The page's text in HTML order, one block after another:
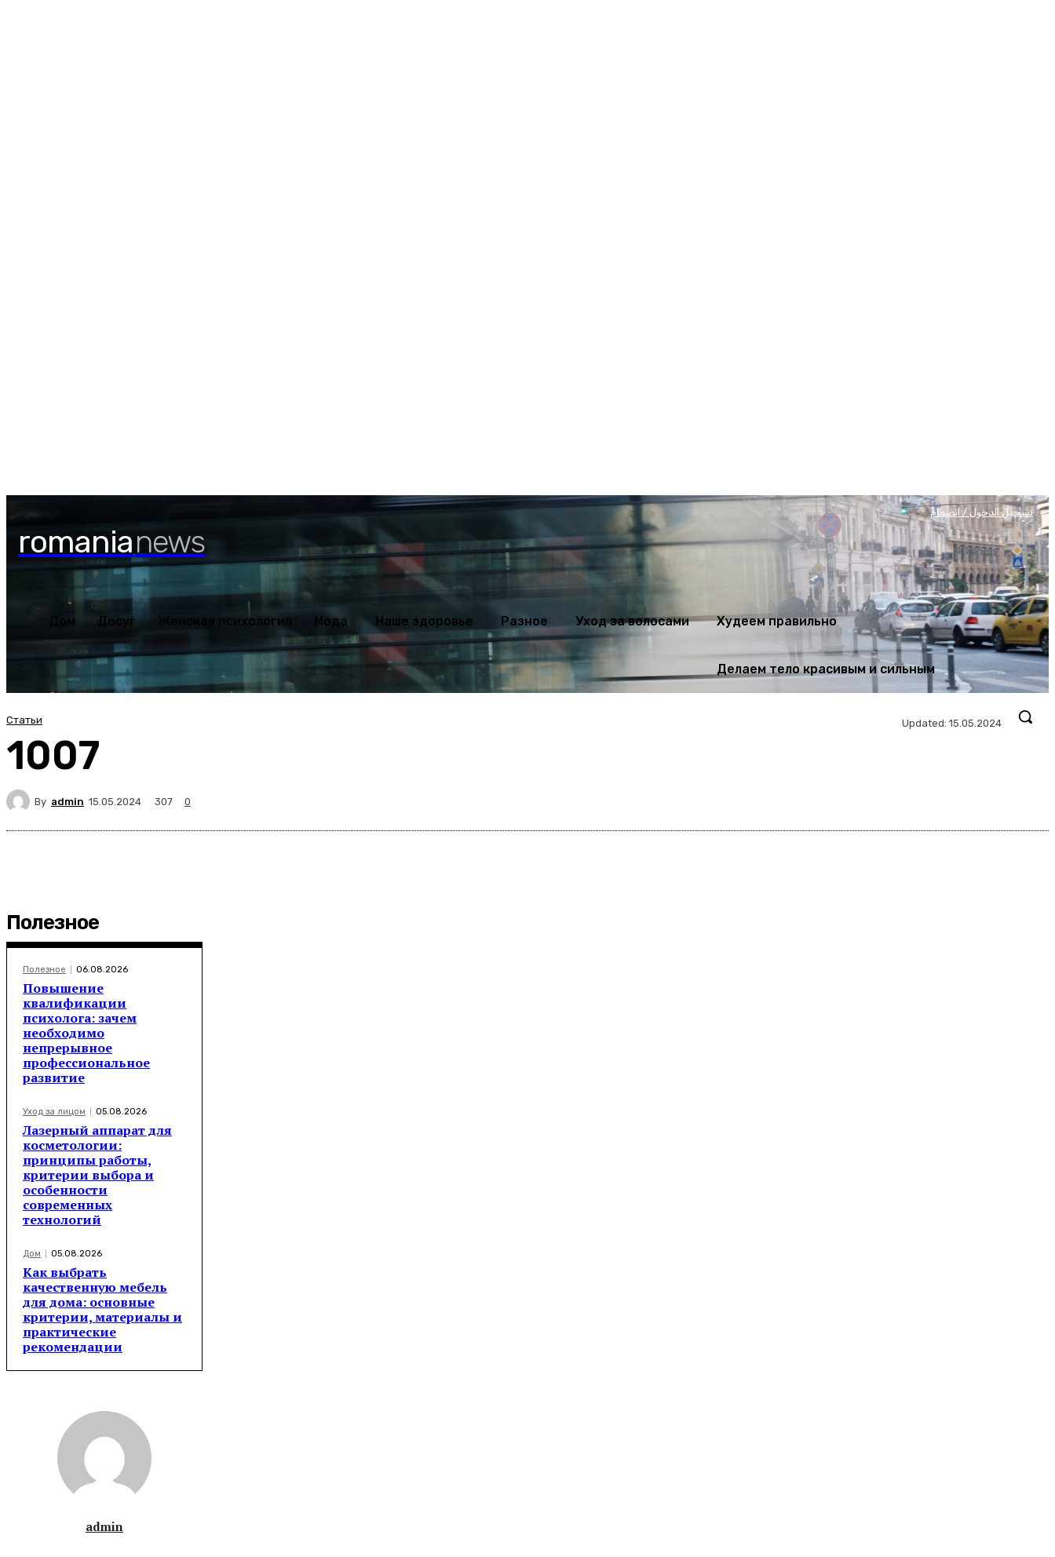
تسجيل الدخول / انضمام
romanianews
Дом Досуг Женская психология Мода Наше здоровье Разное Уход за волосами Худеем правильно
Делаем тело красивым и сильным
Статьи Updated: 15.05.2024
1007
By admin 15.05.2024 307 0
Полезное
Полезное 06.08.2026
Повышение
квалификации
психолога: зачем
необходимо
непрерывное
профессиональное
развитие
Уход за лицом 05.08.2026
Лазерный аппарат для
косметологии:
принципы работы,
критерии выбора и
особенности
современных
технологий
Дом 05.08.2026
Как выбрать
качественную мебель
для дома: основные
критерии, материалы и
практические
рекомендации
admin